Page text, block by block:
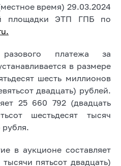
время) 29.03.2024
площадки ЭТП ГПБ по
платежа за
в размере
шесть миллионов
двадцать) рублей.
25 660 792 (двадцать
шестьдесят тысяч
рубля.
в аукционе составляет
пятьсот двадцать)